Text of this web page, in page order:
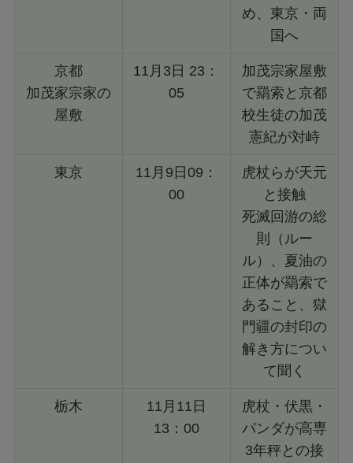
め、東京・両
国へ
京都
加茂家宗家の
屋敷
11月3日 23：
05
加茂宗家屋敷
で羂索と京都
校生徒の加茂
憲紀が対峙
東京
11月9日09：
00
虎杖らが天元
と接触
死滅回游の総
則（ルー
ル）、夏油の
正体が羂索で
あること、獄
門疆の封印の
解き方につい
て聞く
栃木
11月11日
13：00
虎杖・伏黒・
パンダが高専
3年秤との接